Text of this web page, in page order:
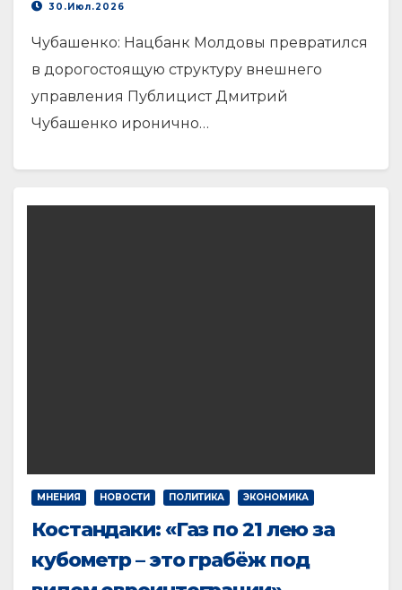
30.Июл.2026
Чубашенко: Нацбанк Молдовы превратился
в дорогостоящую структуру внешнего
управления Публицист Дмитрий
Чубашенко иронично…
МНЕНИЯ НОВОСТИ ПОЛИТИКА ЭКОНОМИКА
Костандаки: «Газ по 21 лею за
кубометр – это грабёж под